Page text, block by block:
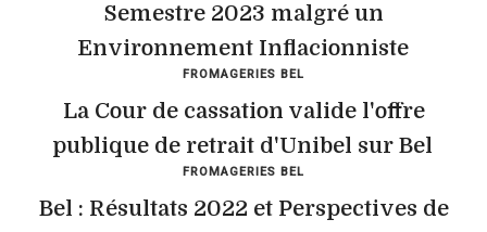
Semestre 2023 malgré un
Environnement Inflacionniste
FROMAGERIES BEL
La Cour de cassation valide l'offre
publique de retrait d'Unibel sur Bel
FROMAGERIES BEL
Bel : Résultats 2022 et Perspectives de